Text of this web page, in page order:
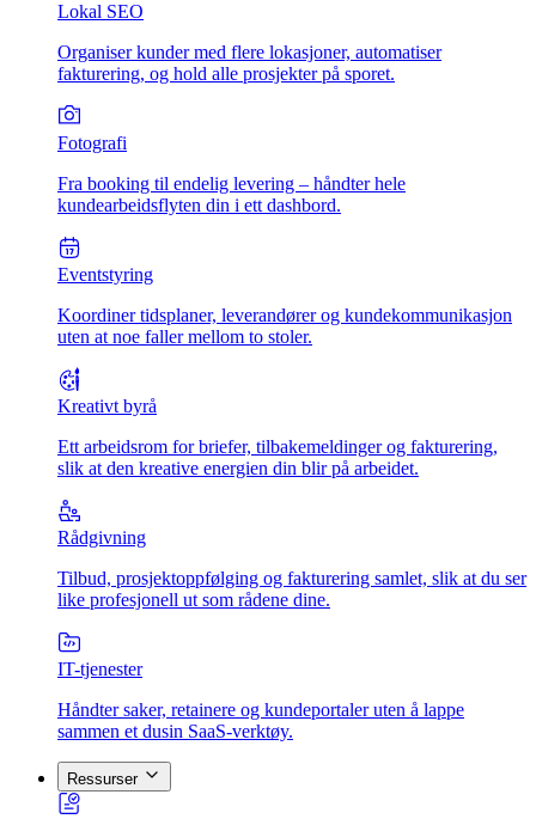
Lokal SEO
Organiser kunder med flere lokasjoner, automatiser
fakturering, og hold alle prosjekter på sporet.
Fotografi
Fra booking til endelig levering – håndter hele
kundearbeidsflyten din i ett dashbord.
Eventstyring
Koordiner tidsplaner, leverandører og kundekommunikasjon
uten at noe faller mellom to stoler.
Kreativt byrå
Ett arbeidsrom for briefer, tilbakemeldinger og fakturering,
slik at den kreative energien din blir på arbeidet.
Rådgivning
Tilbud, prosjektoppfølging og fakturering samlet, slik at du ser
like profesjonell ut som rådene dine.
IT-tjenester
Håndter saker, retainere og kundeportaler uten å lappe
sammen et dusin SaaS-verktøy.
Ressurser